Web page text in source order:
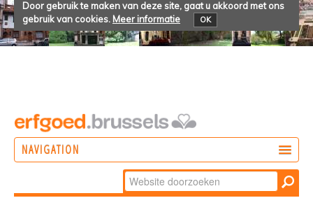
Door gebruik te maken van deze site, gaat u akkoord met ons
gebruik van cookies. Meer informatie OK
NAVIGATION
Zoek
Geavanceerd